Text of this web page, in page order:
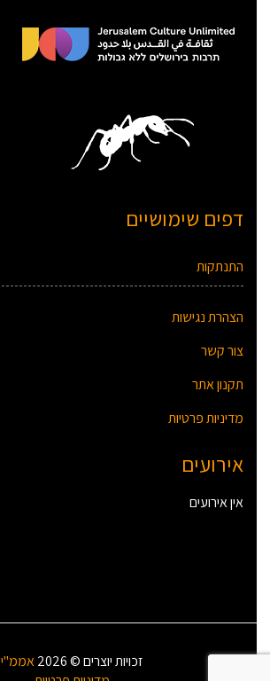
דפים שימושיים
התנתקות
הצהרת נגישות
צור קשר
תקנון אתר
מדיניות פרטיות
אירועים
אין אירועים
זכויות יוצרים © 2026
אממ"י